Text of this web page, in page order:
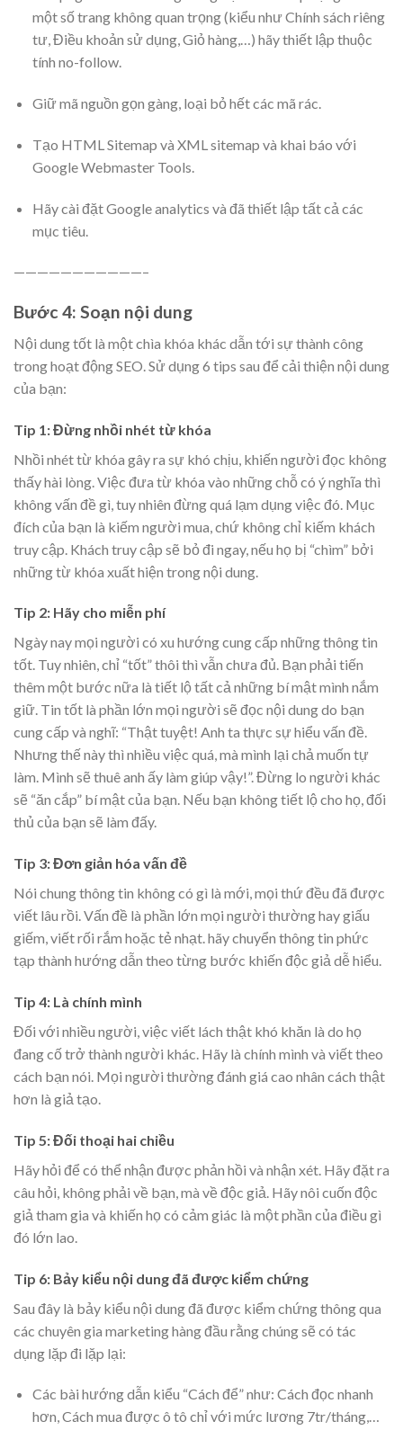
một số trang không quan trọng (kiểu như Chính sách riêng
tư, Điều khoản sử dụng, Giỏ hàng,…) hãy thiết lập thuộc
tính no-follow.
Giữ mã nguồn gọn gàng, loại bỏ hết các mã rác.
Tạo HTML Sitemap và XML sitemap và khai báo với
Google Webmaster Tools.
Hãy cài đặt Google analytics và đã thiết lập tất cả các
mục tiêu.
———————————–
Bước 4: Soạn nội dung
Nội dung tốt là một chìa khóa khác dẫn tới sự thành công
trong hoạt động SEO. Sử dụng 6 tips sau để cải thiện nội dung
của bạn:
Tip 1: Đừng nhồi nhét từ khóa
Nhồi nhét từ khóa gây ra sự khó chịu, khiến người đọc không
thấy hài lòng. Việc đưa từ khóa vào những chỗ có ý nghĩa thì
không vấn đề gì, tuy nhiên đừng quá lạm dụng việc đó. Mục
đích của bạn là kiếm người mua, chứ không chỉ kiếm khách
truy cập. Khách truy cập sẽ bỏ đi ngay, nếu họ bị “chìm” bởi
những từ khóa xuất hiện trong nội dung.
Tip 2: Hãy cho miễn phí
Ngày nay mọi người có xu hướng cung cấp những thông tin
tốt. Tuy nhiên, chỉ “tốt” thôi thì vẫn chưa đủ. Bạn phải tiến
thêm một bước nữa là tiết lộ tất cả những bí mật mình nắm
giữ. Tin tốt là phần lớn mọi người sẽ đọc nội dung do bạn
cung cấp và nghĩ: “Thật tuyệt! Anh ta thực sự hiểu vấn đề.
Nhưng thế này thì nhiều việc quá, mà mình lại chả muốn tự
làm. Mình sẽ thuê anh ấy làm giúp vậy!”. Đừng lo người khác
sẽ “ăn cắp” bí mật của bạn. Nếu bạn không tiết lộ cho họ, đối
thủ của bạn sẽ làm đấy.
Tip 3: Đơn giản hóa vấn đề
Nói chung thông tin không có gì là mới, mọi thứ đều đã được
viết lâu rồi. Vấn đề là phần lớn mọi người thường hay giấu
giếm, viết rối rắm hoặc tẻ nhạt. hãy chuyển thông tin phức
tạp thành hướng dẫn theo từng bước khiến độc giả dễ hiểu.
Tip 4: Là chính mình
Đối với nhiều người, việc viết lách thật khó khăn là do họ
đang cố trở thành người khác. Hãy là chính mình và viết theo
cách bạn nói. Mọi người thường đánh giá cao nhân cách thật
hơn là giả tạo.
Tip 5: Đối thoại hai chiều
Hãy hỏi để có thể nhận được phản hồi và nhận xét. Hãy đặt ra
câu hỏi, không phải về bạn, mà về độc giả. Hãy nôi cuốn độc
giả tham gia và khiến họ có cảm giác là một phần của điều gì
đó lớn lao.
Tip 6: Bảy kiểu nội dung đã được kiểm chứng
Sau đây là bảy kiểu nội dung đã được kiểm chứng thông qua
các chuyên gia marketing hàng đầu rằng chúng sẽ có tác
dụng lặp đi lặp lại:
Các bài hướng dẫn kiểu “Cách để” như: Cách đọc nhanh
hơn, Cách mua được ô tô chỉ với mức lương 7tr/tháng,…